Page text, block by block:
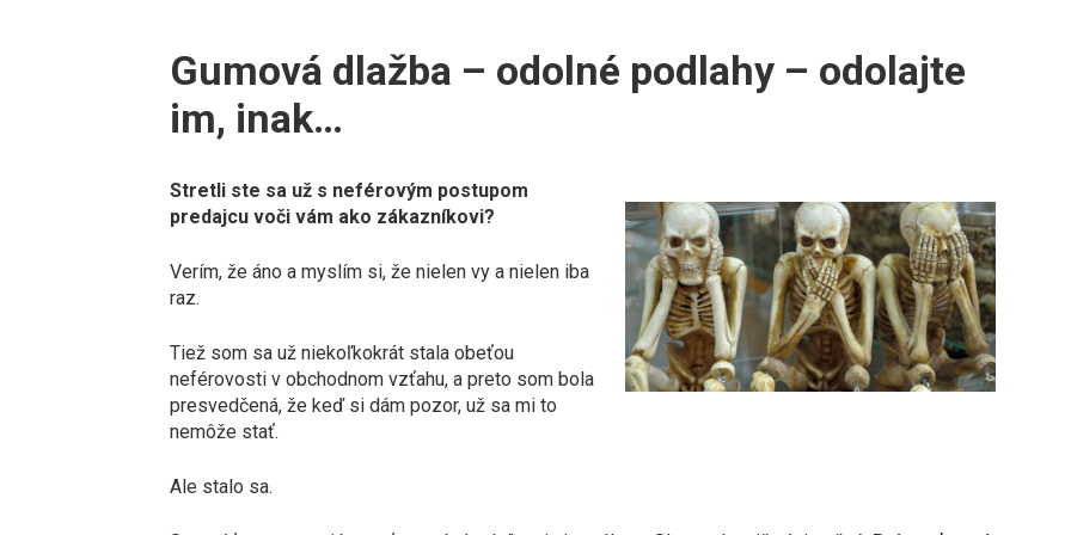
Gumová dlažba – odolné podlahy – odolajte
im, inak…
Stretli ste sa už s neférovým postupom
predajcu voči vám ako zákazníkovi?
Verím, že áno a myslím si, že nielen vy a nielen iba
raz.
Tiež som sa už niekoľkokrát stala obeťou
neférovosti v obchodnom vzťahu, a preto som bola
presvedčená, že keď si dám pozor, už sa mi to
nemôže stať.
Ale stalo sa.